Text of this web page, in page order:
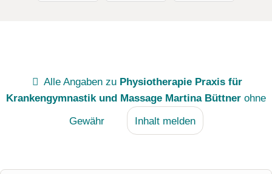
Alle Angaben zu Physiotherapie Praxis für
Krankengymnastik und Massage Martina Büttner ohne
Gewähr
Inhalt melden